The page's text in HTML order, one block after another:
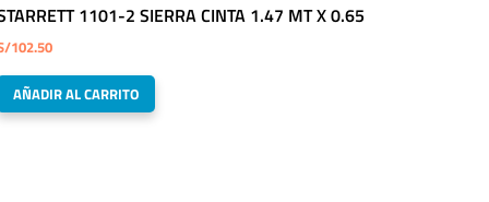
1101-2 SIERRA CINTA 1.47 MT X 0.65
102.50
AÑADIR AL CARRITO